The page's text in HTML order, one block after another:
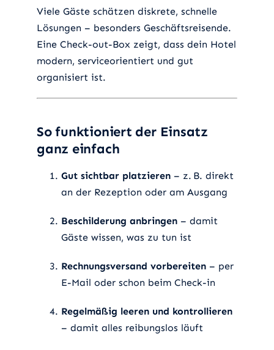
Viele Gäste schätzen diskrete, schnelle
Lösungen – besonders Geschäftsreisende.
Eine Check-out-Box zeigt, dass dein Hotel
modern, serviceorientiert und gut
organisiert ist.
So funktioniert der Einsatz
ganz einfach
Gut sichtbar platzieren– z. B. direkt
an der Rezeption oder am Ausgang
Beschilderung anbringen– damit
Gäste wissen, was zu tun ist
Rechnungsversand vorbereiten– per
E-Mail oder schon beim Check-in
Regelmäßig leeren und kontrollieren
– damit alles reibungslos läuft